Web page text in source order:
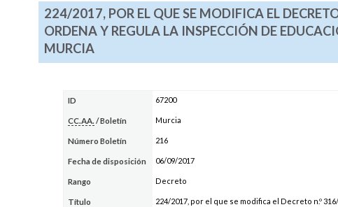
224/2017, POR EL QUE SE MODIFICA EL
ORDENA Y REGULA LA INSPECCIÓN DE
MURCIA
ID 67200
CC.AA. / Boletín Murcia
Número Boletín 216
Fecha de disposición 06/09/2017
Rango Decreto
Título
224/2017, por el que se modifica el Decreto n.º